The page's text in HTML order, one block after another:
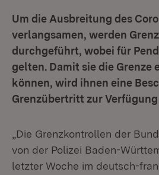
Um die Ausbreitung des
verlangsamen, werden
durchgeführt, wobei für
gelten. Damit sie die Grenze
können, wird ihnen eine
Grenzübertritt zur
„Die Grenzkontrollen der
von der Polizei Baden-
letzter Woche im deutsch-